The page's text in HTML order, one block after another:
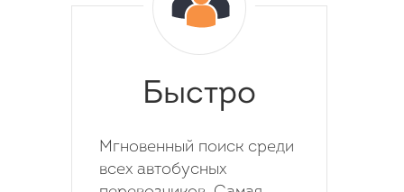
Быстро
Мгновенный поиск среди
всех автобусных